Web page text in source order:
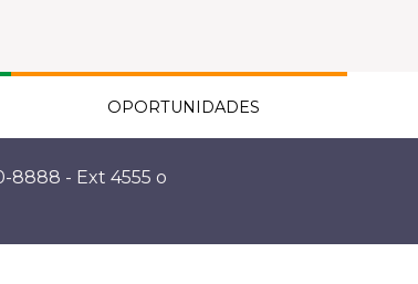
OPORTUNIDADES
8888 - Ext 4555 o